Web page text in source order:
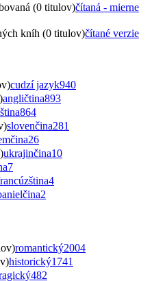
(0 titulov)čítaná - mierne
kníh (0 titulov)čítané verzie
cudzí jazyk940
angličtina893
864
slovenčina281
26
ukrajinčina10
7
4
2
romantický2004
historický1741
482